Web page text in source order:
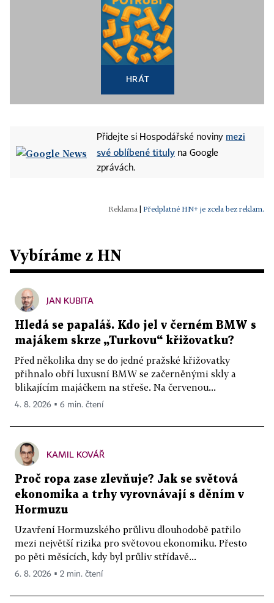
HRÁT
Přidejte si Hospodářské noviny mezi
své oblíbené tituly na Google
zprávách.
Předplatné HN+ je zcela bez reklam.
Vybíráme z HN
JAN KUBITA
Hledá se papaláš. Kdo jel v černém BMW s
majákem skrze „Turkovu“ křižovatku?
Před několika dny se do jedné pražské křižovatky
přihnalo obří luxusní BMW se začerněnými skly a
blikajícím majáčkem na střeše. Na červenou...
4. 8. 2026 ▪ 6 min. čtení
KAMIL KOVÁŘ
Proč ropa zase zlevňuje? Jak se světová
ekonomika a trhy vyrovnávají s děním v
Hormuzu
Uzavření Hormuzského průlivu dlouhodobě patřilo
mezi největší rizika pro světovou ekonomiku. Přesto
po pěti měsících, kdy byl průliv střídavě...
6. 8. 2026 ▪ 2 min. čtení